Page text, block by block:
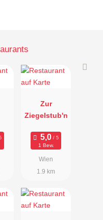
Zur
Ziegelstub'n
1 Bew.
Wien
1.9 km